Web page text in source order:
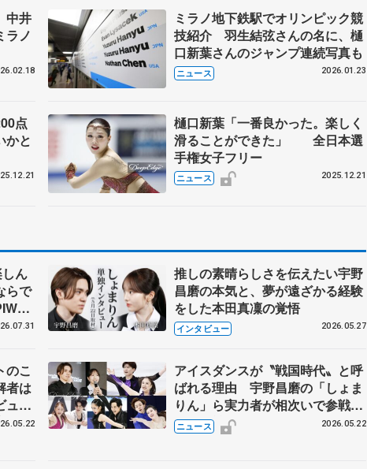
中井
ラノ
ミラノ地下鉄駅でオリンピック競
技紹介 羽生結弦さんの名に、樋
口新葉さんのジャンプ連続写真も
ニュース 2026.01.23
点
かと
樋口新葉「一番良かった。楽しく
滑ることができた」 全日本選
手権女子フリー
ニュース 2025.12.21
ん
らで
前
推しの素晴らしさを伝えたい宇野
昌磨の本気と、夢が遠ざかる経験
をした本田真凜の覚悟
インタビュー 2026.05.27
のこ
者は
ュー
人、
アイスダンスが〝戦国時代〟と呼
ばれる理由 宇野昌磨の「しょま
りん」ら実力者が相次いで参戦
国内の競争激化
ニュース 2026.05.22